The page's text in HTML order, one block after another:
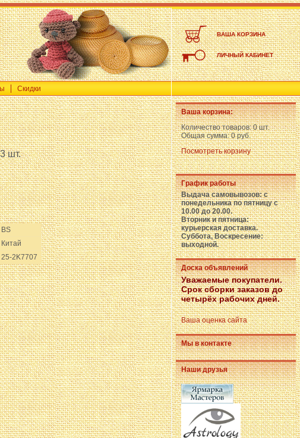
ВАША КОРЗИНА
ЛИЧНЫЙ КАБИНЕТ
Скидки
3 шт.
BS
Китай
25-2K7707
Ваша корзина:
Количество товаров:0 шт.
Общая сумма:0 руб.
Посмотреть корзину
График работы
Выдача самовывозов: с
понедельника по пятницу с
10.00 до 20.00.
Вторник и пятница:
курьерская доставка.
Суббота, Воскресение:
выходной.
Доска объявлений
Уважаемые покупатели.
Срок сборки заказов до
четырёх рабочих дней.
Ваша оценка сайта
Мы в контакте
Наши друзья